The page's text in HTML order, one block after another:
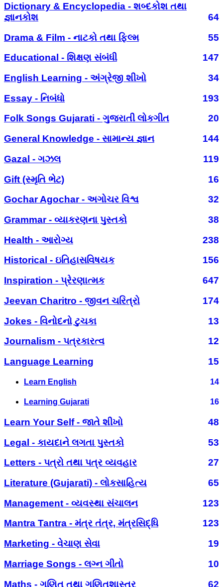
Dictionary & Encyclopedia - શબ્દકોશ તથા
જ્ઞાનકોશ
64
Drama & Film - નાટકો તથા ફિલ્મ
55
Educational - શિક્ષણ સંબંધી
147
English Learning - અંગ્રેજી શીખો
34
Essay - નિબંધો
193
Folk Songs Gujarati - ગુજરાતી લોકગીત
20
General Knowledge - સામાન્ય જ્ઞાન
144
Gazal - ગઝલ
119
Gift (સ્મૃતિ ભેટ)
16
Gochar Agochar - અગોચર વિશ્વ
32
Grammar - વ્યાકરણના પુસ્તકો
38
Health - આરોગ્ય
238
Historical - ઇતિહાસવિષયક
156
Inspiration - પ્રેરણાત્મક
647
Jeevan Charitro - જીવન ચરિત્રો
174
Jokes - વિનોદનો ટુચકા
13
Journalism - પત્રકારત્વ
12
Language Learning
15
Learn English 14
Learning Gujarati 16
Learn Your Self - જાતે શીખો
48
Legal - કાયદાને લગતા પુસ્તકો
53
Letters - પત્રો તથા પત્ર વ્યવહાર
27
Literature (Gujarati) - લોકસાહિત્ય
65
Management - વ્યવસ્થા સંચાલન
123
Mantra Tantra - મંત્ર તંત્ર, મંત્રસિદ્ધિ
123
Marketing - વેચાણ સેવા
19
Marriage Songs - લગ્ન ગીતો
10
Maths - ગણિત તથા ગણિતશાસ્ત્ર
62